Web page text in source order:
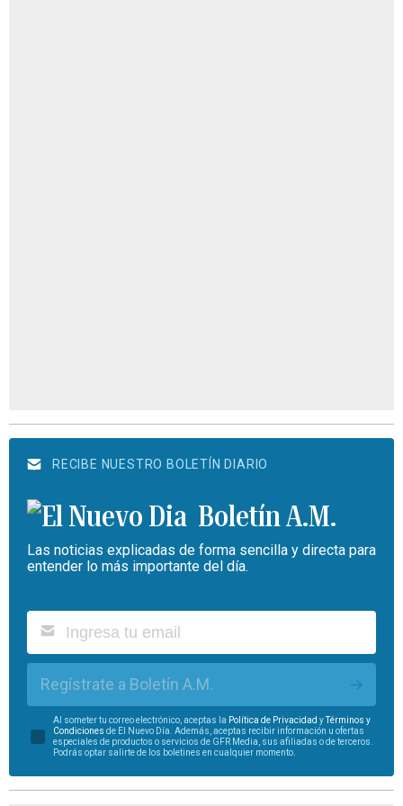
RECIBE NUESTRO BOLETÍN DIARIO
Boletín A.M.
Las noticias explicadas de forma sencilla y directa para
entender lo más importante del día.
Regístrate a Boletín A.M.
Al someter tu correo electrónico, aceptas la Política de Privacidad yTérminos y
Condiciones de El Nuevo Día. Además, aceptas recibir información u ofertas
especiales de productos o servicios de GFR Media, sus afiliadas o de terceros.
Podrás optar salirte de los boletines en cualquier momento.